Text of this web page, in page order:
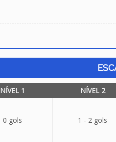
NÍVEL 1 NÍVEL 2
0 gols 1 - 2 gols